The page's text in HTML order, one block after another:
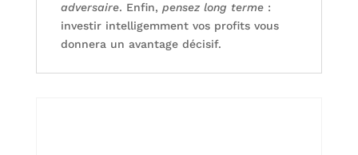
adversaire. Enfin, pensez long terme:
investir intelligemment vos profits vous
donnera un avantage décisif.